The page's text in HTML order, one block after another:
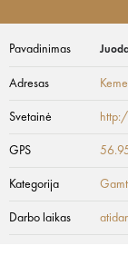
Pavadinimas
Adresas
Svetainė
GPS
Kategorija
Darbo laikas